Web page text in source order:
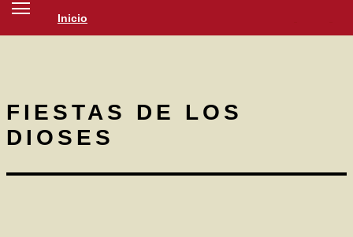
Inicio
SOCIEDAD
FIESTAS DE LOS
DIOSES